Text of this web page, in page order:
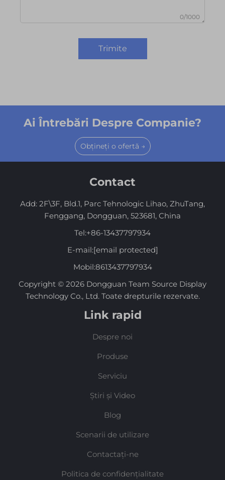
0/1000
Trimite
Ai Întrebări Despre Companie?
Obțineți o ofertă →
Contact
Add: 2F\3F, Bld.1, Parc Tehnologic Lihao, ZhuTang,
Fenggang, Dongguan, 523681, China
Tel:+86-13437797934
E-mail:[email protected]
Mobil:8613437797934
Copyright © 2026 Dongguan Team Source Display
Technology Co., Ltd. Toate drepturile rezervate.
Link rapid
Despre noi
Produse
Serviciu
Știri și Video
Blog
Scenarii de utilizare
Contactați-ne
Politica de confidențialitate